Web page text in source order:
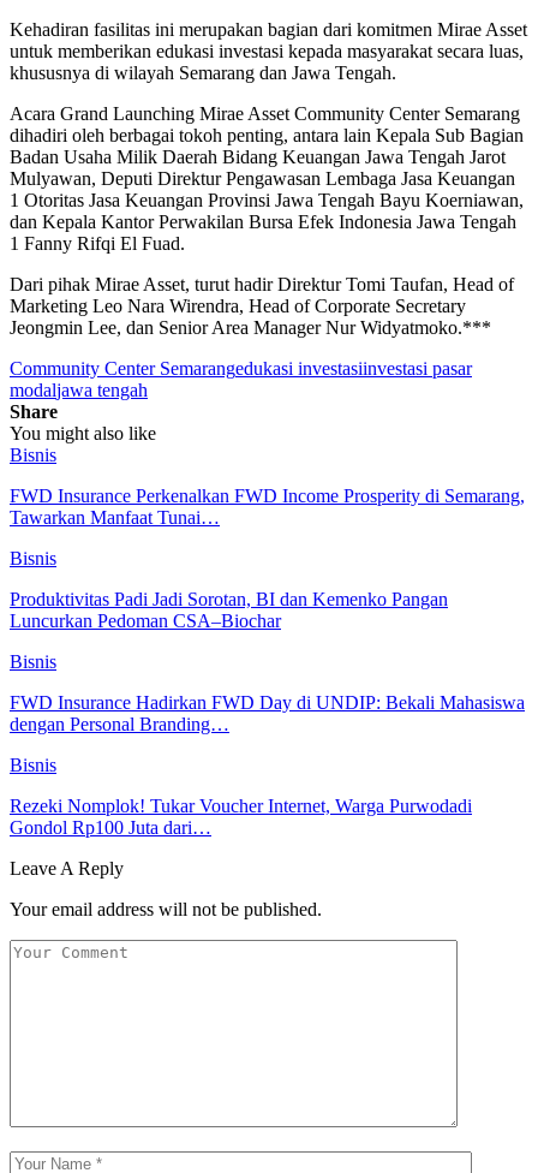
Kehadiran fasilitas ini merupakan bagian dari komitmen Mirae Asset
untuk memberikan edukasi investasi kepada masyarakat secara luas,
khususnya di wilayah Semarang dan Jawa Tengah.
Acara Grand Launching Mirae Asset Community Center Semarang
dihadiri oleh berbagai tokoh penting, antara lain Kepala Sub Bagian
Badan Usaha Milik Daerah Bidang Keuangan Jawa Tengah Jarot
Mulyawan, Deputi Direktur Pengawasan Lembaga Jasa Keuangan
1 Otoritas Jasa Keuangan Provinsi Jawa Tengah Bayu Koerniawan,
dan Kepala Kantor Perwakilan Bursa Efek Indonesia Jawa Tengah
1 Fanny Rifqi El Fuad.
Dari pihak Mirae Asset, turut hadir Direktur Tomi Taufan, Head of
Marketing Leo Nara Wirendra, Head of Corporate Secretary
Jeongmin Lee, dan Senior Area Manager Nur Widyatmoko.***
Community Center Semarangedukasi investasiinvestasi pasar
modaljawa tengah
Share
You might also like
Bisnis
FWD Insurance Perkenalkan FWD Income Prosperity di Semarang,
Tawarkan Manfaat Tunai…
Bisnis
Produktivitas Padi Jadi Sorotan, BI dan Kemenko Pangan
Luncurkan Pedoman CSA–Biochar
Bisnis
FWD Insurance Hadirkan FWD Day di UNDIP: Bekali Mahasiswa
dengan Personal Branding…
Bisnis
Rezeki Nomplok! Tukar Voucher Internet, Warga Purwodadi
Gondol Rp100 Juta dari…
Leave A Reply
Your email address will not be published.